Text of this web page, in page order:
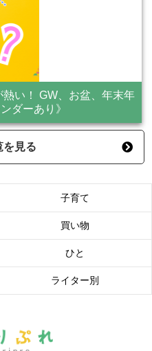
い！ GW、お盆、年末年
ダーあり》
を見る
子育て
買い物
ひと
ライター別